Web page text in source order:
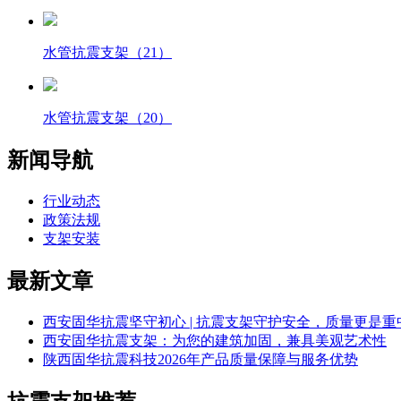
水管抗震支架（21）
水管抗震支架（20）
新闻导航
行业动态
政策法规
支架安装
最新文章
西安固华抗震坚守初心 | 抗震支架守护安全，质量更是重
西安固华抗震支架：为您的建筑加固，兼具美观艺术性
陕西固华抗震科技2026年产品质量保障与服务优势